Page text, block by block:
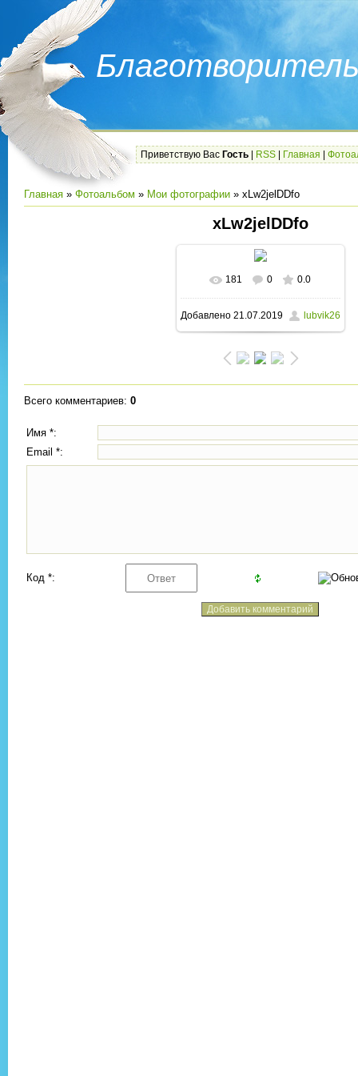
Приветствую Вас Гость RSS Главная
Главная » Фотоальбом » Мои фотографии » xLw2jelDDfo
xLw2jelDDfo
В реальном размере
1280x848/ 241.2Kb
181 0 0.0
Добавлено21.07.2019 lubvik26
Всего комментариев: 0
Имя *:
Email *:
Код *: